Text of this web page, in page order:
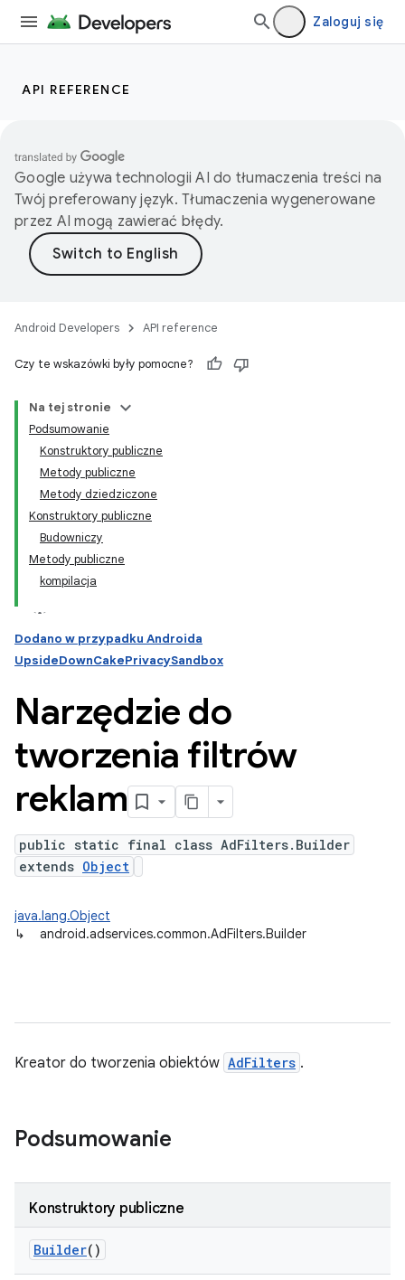
Zaloguj się
API REFERENCE
Google używa technologii AI do tłumaczenia treści na
Twój preferowany język. Tłumaczenia wygenerowane
przez AI mogą zawierać błędy.
Android Developers API reference
Czy te wskazówki były pomocne?
Na tej stronie
Podsumowanie
Konstruktory publiczne
Metody publiczne
Metody dziedziczone
Konstruktory publiczne
Budowniczy
Metody publiczne
kompilacja
Dodano w przypadku Androida
UpsideDownCakePrivacySandbox
Narzędzie do
tworzenia filtrów
reklam
public static final class AdFilters.Builder
extends Object
java.lang.Object
↳
android.adservices.common.AdFilters.Builder
Kreator do tworzenia obiektów AdFilters .
Podsumowanie
Konstruktory publiczne
Builder()